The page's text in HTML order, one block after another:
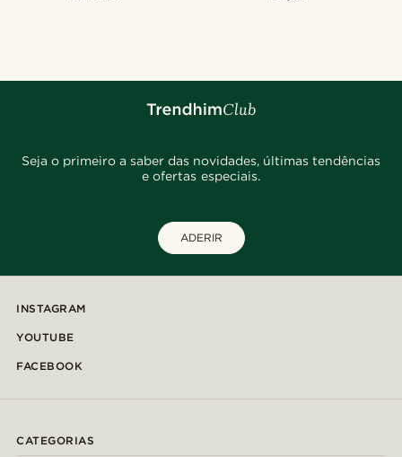
Seja o primeiro a saber das novidades, últimas tendências
e ofertas especiais.
ADERIR
INSTAGRAM
YOUTUBE
FACEBOOK
CATEGORIAS